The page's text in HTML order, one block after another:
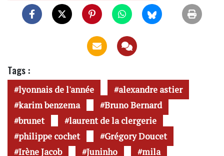
Tags :
lyonnais de l'année
alexandre astier
karim benzema
Bruno Bernard
brunet
laurent de la clergerie
philippe cochet
Grégory Doucet
Irène Jacob
Juninho
mila